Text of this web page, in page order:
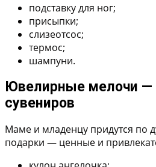
подставку для ног;
присыпки;
слизеотсос;
термос;
шампуни.
Ювелирные мелочи —
сувениров
Маме и младенцу придутся по
подарки — ценные и